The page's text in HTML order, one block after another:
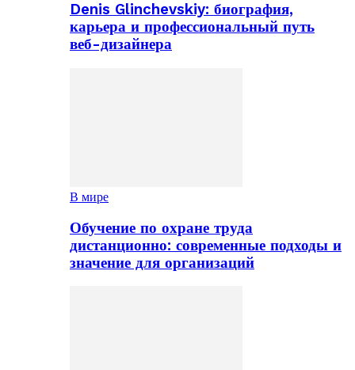
Denis Glinchevskiy: биография,
карьера и профессиональный путь
веб-дизайнера
В мире
Обучение по охране труда
дистанционно: современные подходы и
значение для организаций